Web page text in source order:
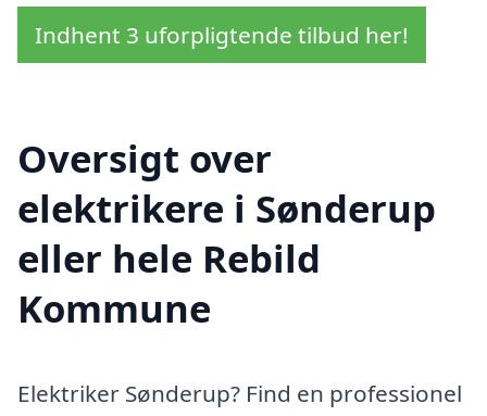
Indhent 3 uforpligtende tilbud her!
Oversigt over
elektrikere i Sønderup
eller hele Rebild
Kommune
Elektriker Sønderup? Find en professionel